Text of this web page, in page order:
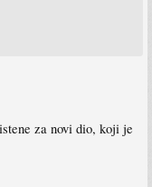
za novi dio, koji je